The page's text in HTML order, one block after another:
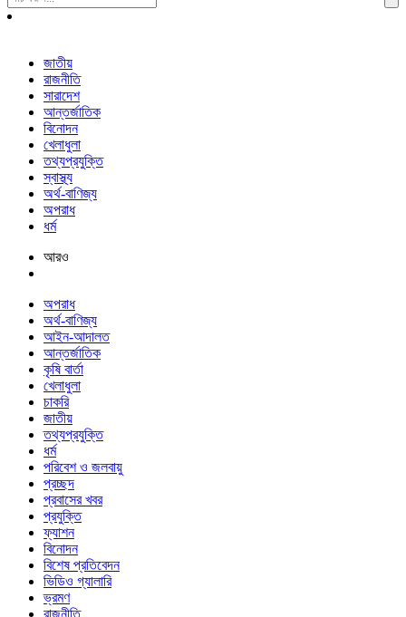
For:
জাতীয়
রাজনীতি
সারাদেশ
আন্তর্জাতিক
বিনোদন
খেলাধুলা
তথ্যপ্রযুক্তি
স্বাস্থ্য
অর্থ-বাণিজ্য
অপরাধ
ধর্ম
আরও
অপরাধ
অর্থ-বাণিজ্য
আইন-আদালত
আন্তর্জাতিক
কৃষি বার্তা
খেলাধুলা
চাকরি
জাতীয়
তথ্যপ্রযুক্তি
ধর্ম
পরিবেশ ও জলবায়ু
প্রচ্ছদ
প্রবাসের খবর
প্রযুক্তি
ফ্যাশন
বিনোদন
বিশেষ প্রতিবেদন
ভিডিও গ্যালারি
ভ্রমণ
রাজনীতি